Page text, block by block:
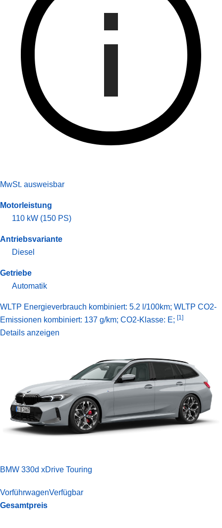
MwSt. ausweisbar
Motorleistung
110 kW (150 PS)
Antriebsvariante
Diesel
Getriebe
Automatik
WLTP Energieverbrauch kombiniert: 5.2 l/100km; WLTP CO2-
Emissionen kombiniert: 137 g/km; CO2-Klasse: E; [1]
Details anzeigen
BMW 330d xDrive Touring
VorführwagenVerfügbar
Gesamtpreis